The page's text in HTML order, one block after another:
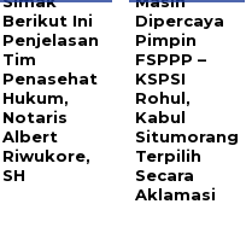
Berikut Ini
Penjelasan
Tim
Penasehat
Hukum,
Notaris
Albert
Riwukore,
SH
Dipercaya
Pimpin
FSPPP –
KSPSI
Rohul,
Kabul
Situmorang
Terpilih
Secara
Aklamasi